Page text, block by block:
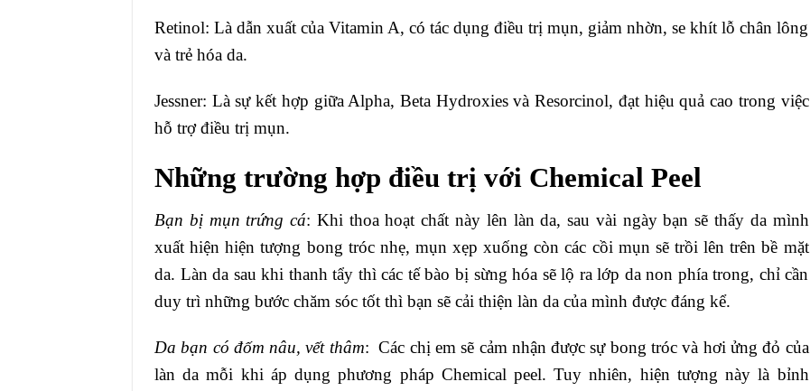
Retinol: Là dẫn xuất của Vitamin A, có tác dụng điều trị mụn, giảm nhờn, se khít lỗ chân lông
và trẻ hóa da.
Jessner: Là sự kết hợp giữa Alpha, Beta Hydroxies và Resorcinol, đạt hiệu quả cao trong việc
hỗ trợ điều trị mụn.
Những trường hợp điều trị với Chemical Peel
Bạn bị mụn trứng cá: Khi thoa hoạt chất này lên làn da, sau vài ngày bạn sẽ thấy da mình
xuất hiện hiện tượng bong tróc nhẹ, mụn xẹp xuống còn các cồi mụn sẽ trồi lên trên bề mặt
da. Làn da sau khi thanh tẩy thì các tế bào bị sừng hóa sẽ lộ ra lớp da non phía trong, chỉ cần
duy trì những bước chăm sóc tốt thì bạn sẽ cải thiện làn da của mình được đáng kể.
Da bạn có đốm nâu, vết thâm: Các chị em sẽ cảm nhận được sự bong tróc và hơi ửng đỏ của
làn da mỗi khi áp dụng phương pháp Chemical peel. Tuy nhiên, hiện tượng này là bỉnh